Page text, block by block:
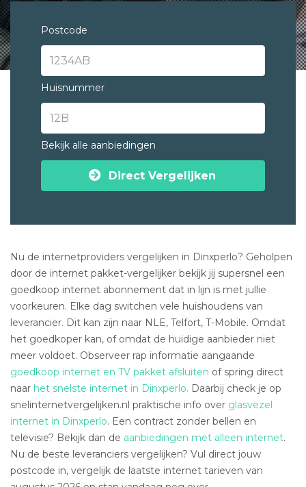
Postcode
Huisnummer
Bekijk alle aanbiedingen
Direct Vergelijken
Nu de internetproviders vergelijken in Dinxperlo? Geholpen
door de internet pakket-vergelijker bekijk jij supersnel een
goedkoop internet abonnement dat in lijn is met jullie
voorkeuren. Elke dag switchen vele huishoudens van
leverancier. Dit kan zijn naar NLE, Telfort, T-Mobile. Omdat
het goedkoper kan, of omdat de huidige aanbieder niet
meer voldoet. Observeer rap informatie aangaande
goedkoop internet en TV pakket afsluiten of spring direct
naar het snelste internet in Dinxperlo. Daarbij check je op
snelinternetvergelijken.nl praktische info over glasvezel
internet in Dinxperlo. Een contract zonder bellen en
televisie? Bekijk dan de aanbiedingen met alleen internet.
Nu de beste leveranciers vergelijken? Vul direct jouw
postcode in, vergelijk de laatste internet tarieven van